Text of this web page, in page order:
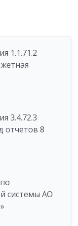
1.1.71.2
3.4.72.3
отчетов 8
системы АО